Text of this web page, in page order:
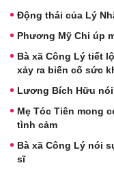
Động thái của Lý
Phương Mỹ Chi úp
Bà xã Công Lý tiết
xảy ra biến cố sức
Lương Bích Hữu
Mẹ Tóc Tiên mong
tình cảm
Bà xã Công Lý nói
sĩ